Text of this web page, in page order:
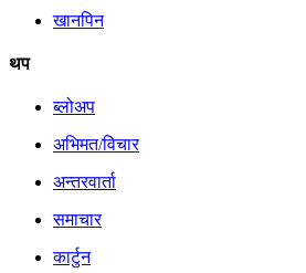
खानपिन
थप
ब्लोअप
अभिमत/विचार
अन्तरवार्ता
समाचार
कार्टुन